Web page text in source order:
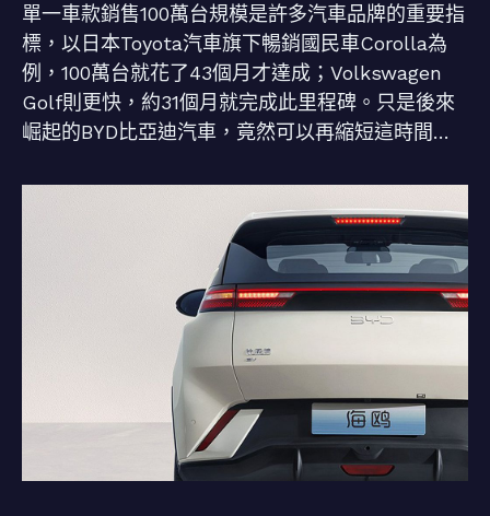
單一車款銷售100萬台規模是許多汽車品牌的重要指
標，以日本Toyota汽車旗下暢銷國民車Corolla為
例，100萬台就花了43個月才達成；Volkswagen
Golf則更快，約31個月就完成此里程碑。只是後來
崛起的BYD比亞迪汽車，竟然可以再縮短這時間…